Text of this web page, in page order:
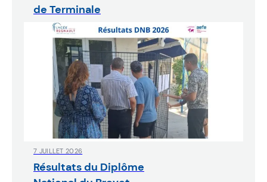
de Terminale
7 JUILLET 2026
Résultats du Diplôme